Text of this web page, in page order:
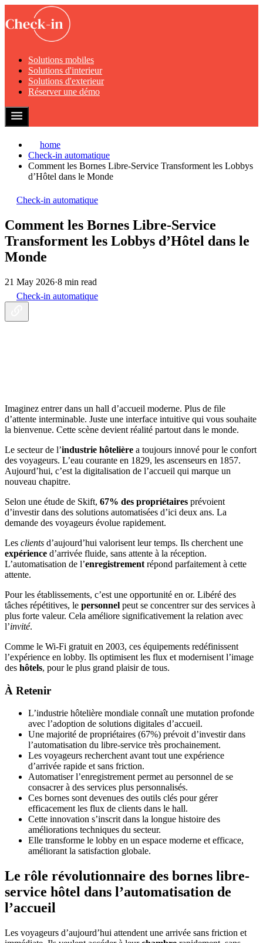
Solutions mobiles
Solutions d'interieur
Solutions d'exterieur
Réserver une démo
home
Check-in automatique
Comment les Bornes Libre-Service Transforment les Lobbys
d’Hôtel dans le Monde
Check-in automatique
Comment les Bornes Libre-Service
Transforment les Lobbys d’Hôtel dans le
Monde
21 May 2026·8 min read
Check-in automatique
Imaginez entrer dans un hall d’accueil moderne. Plus de file
d’attente interminable. Juste une interface intuitive qui vous souhaite
la bienvenue. Cette scène devient réalité partout dans le monde.
Le secteur de l’industrie hôtelière a toujours innové pour le confort
des voyageurs. L’eau courante en 1829, les ascenseurs en 1857.
Aujourd’hui, c’est la digitalisation de l’accueil qui marque un
nouveau chapitre.
Selon une étude de Skift, 67% des propriétaires prévoient
d’investir dans des solutions automatisées d’ici deux ans. La
demande des voyageurs évolue rapidement.
Les clients d’aujourd’hui valorisent leur temps. Ils cherchent une
expérience d’arrivée fluide, sans attente à la réception.
L’automatisation de l’enregistrement répond parfaitement à cette
attente.
Pour les établissements, c’est une opportunité en or. Libéré des
tâches répétitives, le personnel peut se concentrer sur des services à
plus forte valeur. Cela améliore significativement la relation avec
l’invité.
Comme le Wi-Fi gratuit en 2003, ces équipements redéfinissent
l’expérience en lobby. Ils optimisent les flux et modernisent l’image
des hôtels, pour le plus grand plaisir de tous.
À Retenir
L’industrie hôtelière mondiale connaît une mutation profonde
avec l’adoption de solutions digitales d’accueil.
Une majorité de propriétaires (67%) prévoit d’investir dans
l’automatisation du libre-service très prochainement.
Les voyageurs recherchent avant tout une expérience
d’arrivée rapide et sans friction.
Automatiser l’enregistrement permet au personnel de se
consacrer à des services plus personnalisés.
Ces bornes sont devenues des outils clés pour gérer
efficacement les flux de clients dans le hall.
Cette innovation s’inscrit dans la longue histoire des
améliorations techniques du secteur.
Elle transforme le lobby en un espace moderne et efficace,
améliorant la satisfaction globale.
Le rôle révolutionnaire des bornes libre-
service hôtel dans l’automatisation de
l’accueil
Les voyageurs d’aujourd’hui attendent une arrivée sans friction et